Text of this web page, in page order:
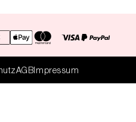
AGBImpressum